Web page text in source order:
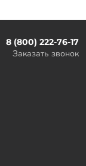
8 (800) 222-76-17
Заказать звонок